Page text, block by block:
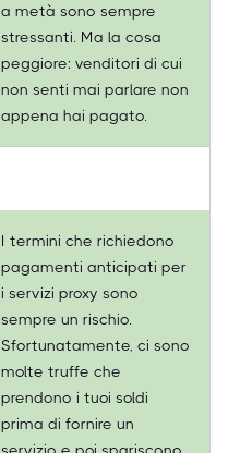
a metà sono sempre
stressanti. Ma la cosa
peggiore: venditori di cui
non senti mai parlare non
appena hai pagato.
I termini che richiedono
pagamenti anticipati per
i servizi proxy sono
sempre un rischio.
Sfortunatamente, ci sono
molte truffe che
prendono i tuoi soldi
prima di fornire un
servizio e poi spariscono.